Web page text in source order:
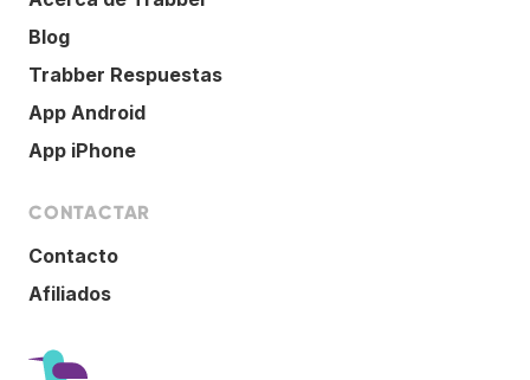
Blog
Trabber Respuestas
App Android
App iPhone
CONTACTAR
Contacto
Afiliados